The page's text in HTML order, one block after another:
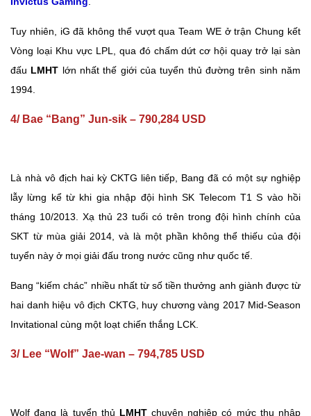
Tuy nhiên, iG đã không thể vượt qua Team WE ở trận Chung kết
Vòng loại Khu vực LPL, qua đó chấm dứt cơ hội quay trở lại sàn
đấu LMHT lớn nhất thế giới của tuyển thủ đường trên sinh năm
1994.
4/ Bae “Bang” Jun-sik – 790,284 USD
Là nhà vô địch hai kỳ CKTG liên tiếp, Bang đã có một sự nghiệp
lẫy lừng kể từ khi gia nhập đội hình SK Telecom T1 S vào hồi
tháng 10/2013. Xạ thủ 23 tuổi có trên trong đội hình chính của
SKT từ mùa giải 2014, và là một phần không thể thiếu của đội
tuyển này ở mọi giải đấu trong nước cũng như quốc tế.
Bang “kiếm chác” nhiều nhất từ số tiền thưởng anh giành được từ
hai danh hiệu vô địch CKTG, huy chương vàng 2017 Mid-Season
Invitational cùng một loạt chiến thắng LCK.
3/ Lee “Wolf” Jae-wan – 794,785 USD
Wolf đang là tuyển thủ LMHTchuyên nghiệp có mức thu nhập